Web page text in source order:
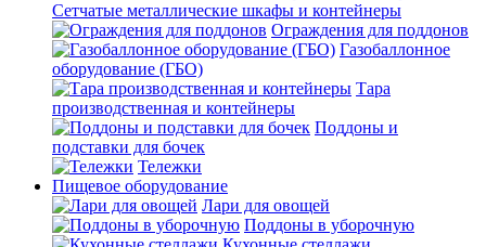
Сетчатые металлические шкафы и контейнеры
Ограждения для поддонов
Газобаллонное
оборудование (ГБО)
Тара
производственная и контейнеры
Поддоны и
подставки для бочек
Тележки
Пищевое оборудование
Лари для овощей
Поддоны в уборочную